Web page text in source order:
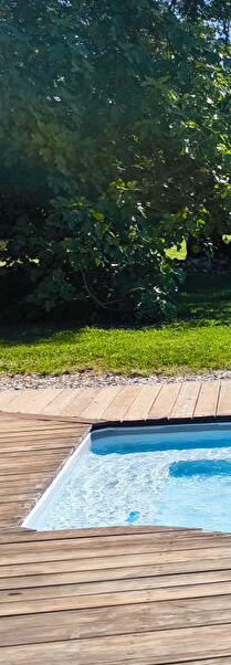
pierre, située à
m2 habitables au coeur
m2. En très bon état,
offre un niveau de
belles prestations et une
accueillir une grande
d'hôtes, elle conjugue
et équipements
salon-séjour
de convivialité.
m2 prolonge
vers l'extérieur et permet
Le parquet massif, la
de qualité
et élégante de
harmonieusement
la salle à manger, la
de service qui facilitent